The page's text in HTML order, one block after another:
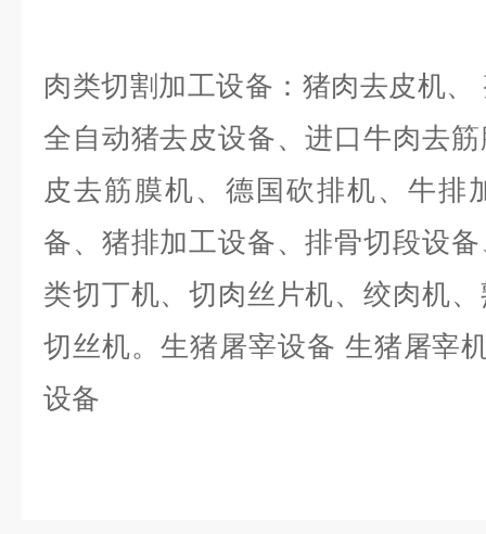
肉类切割加工设备：猪肉去皮机、
全自动猪去皮设备、进口牛肉去
皮去筋膜机、德国砍排机、牛排
备、猪排加工设备、排骨切段设
类切丁机、切肉丝片机、绞肉机
切丝机。生猪屠宰设备 生猪屠宰
设备